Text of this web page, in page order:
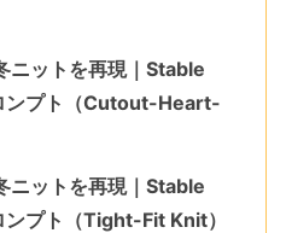
ニットを再現｜Stable
ンプト（Cutout-Heart-
ニットを再現｜Stable
プト（Tight-Fit Knit）